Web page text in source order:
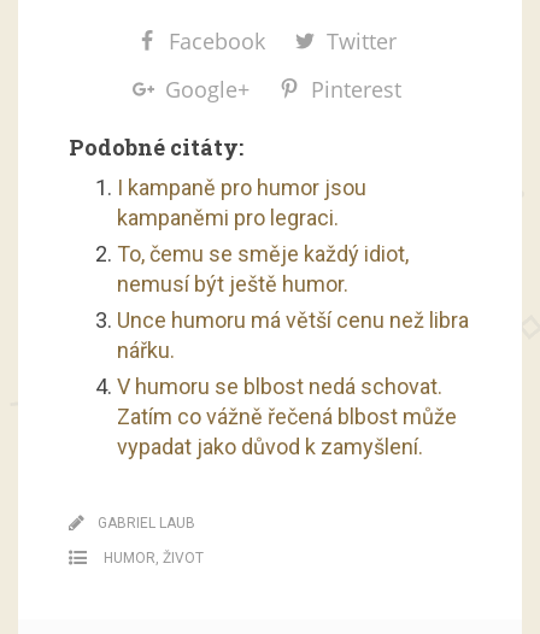
Facebook
Twitter
Google+
Pinterest
Podobné citáty:
I kampaně pro humor jsou
kampaněmi pro legraci.
To, čemu se směje každý idiot,
nemusí být ještě humor.
Unce humoru má větší cenu než libra
nářku.
V humoru se blbost nedá schovat.
Zatím co vážně řečená blbost může
vypadat jako důvod k zamyšlení.
GABRIEL LAUB
HUMOR, ŽIVOT